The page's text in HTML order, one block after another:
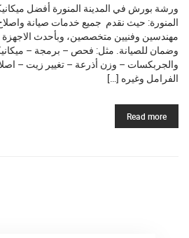
ورشة بورش في المدينة المنورة أفضل
المنورة: حيث نقدم جميع خدمات صيانة
مهندسين وفنيين متخصصين، وبأحدث الاجهزة
وضمان للصيانة. مثل: فحص – برمجة –
والجربكسات – وزن أذرعة – تغيير زيت –
الفرامل وغيره […]
Read more